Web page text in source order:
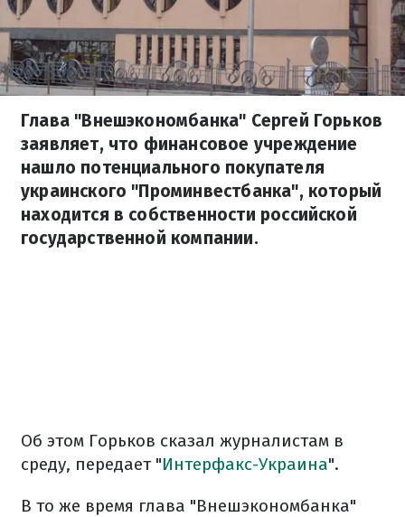
Глава "Внешэкономбанка" Сергей Горьков
заявляет, что финансовое учреждение
нашло потенциального покупателя
украинского "Проминвестбанка", который
находится в собственности российской
государственной компании.
Об этом Горьков сказал журналистам в
среду, передает "Интерфакс-Украина".
В то же время глава "Внешэкономбанка"